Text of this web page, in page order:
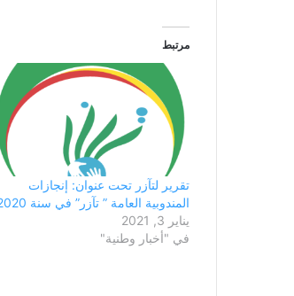
مرتبط
تقرير لتآزر تحت عنوان: إنجازات
المندوبية العامة ” تآزر” في سنة 2020
يناير 3, 2021
في "أخبار وطنية"